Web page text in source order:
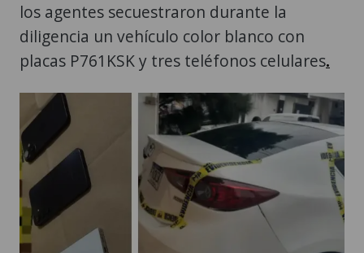
los agentes secuestraron durante la
diligencia un vehículo color blanco con
placas P761KSK y tres teléfonos celulares.